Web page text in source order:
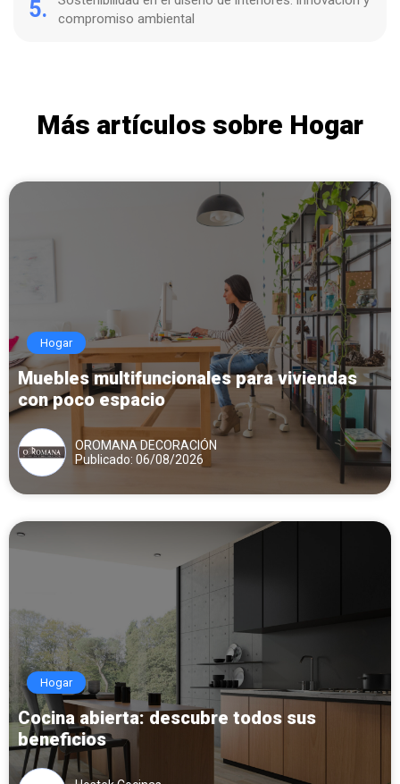
5.
compromiso ambiental
Más artículos sobre Hogar
Hogar
Muebles multifuncionales para viviendas
con poco espacio
OROMANA DECORACIÓN
Publicado: 06/08/2026
Hogar
Cocina abierta: descubre todos sus
beneficios